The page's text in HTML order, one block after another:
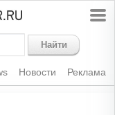
Найти
Новости Реклама